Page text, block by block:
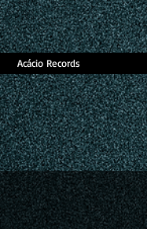
Acácio Records